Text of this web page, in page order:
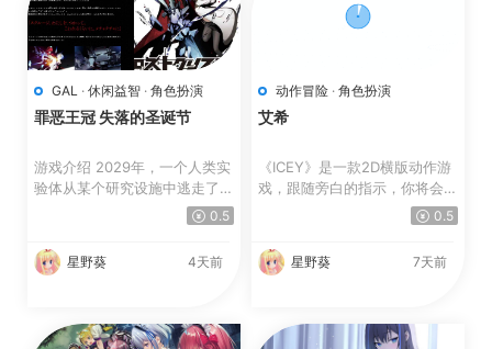
GAL · 休闲益智 · 角色扮演
罪恶王冠 失落的圣诞节
游戏介绍 2029年，一个人类实
验体从某个研究设施中逃走了。
0.5
星野葵 4天前
动作冒险 · 角色扮演
艾希
《ICEY》是一款2D横版动作游
戏，跟随旁白的指示，你将会通
0.5
星野葵 7天前